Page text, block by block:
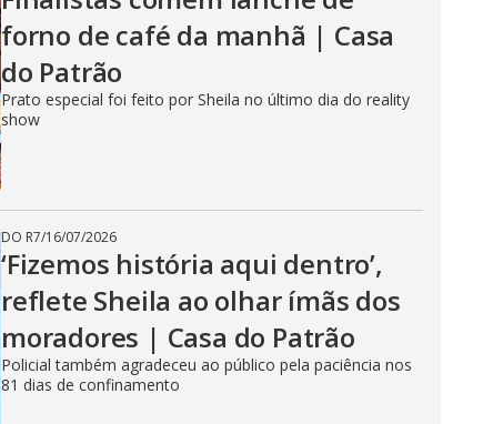
forno de café da manhã | Casa
do Patrão
Prato especial foi feito por Sheila no último dia do reality
show
DO R7/16/07/2026
‘Fizemos história aqui dentro’,
reflete Sheila ao olhar ímãs dos
moradores | Casa do Patrão
Policial também agradeceu ao público pela paciência nos
81 dias de confinamento